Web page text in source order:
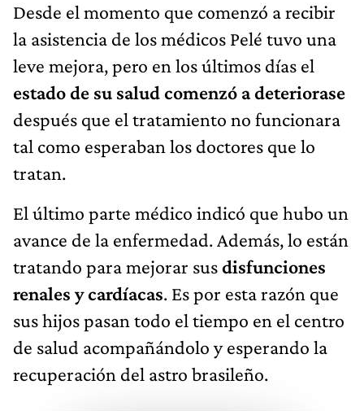
Desde el momento que comenzó a recibir
la asistencia de los médicos Pelé tuvo una
leve mejora, pero en los últimos días el
estado de su salud comenzó a deteriorase
después que el tratamiento no funcionara
tal como esperaban los doctores que lo
tratan.
El último parte médico indicó que hubo un
avance de la enfermedad. Además, lo están
tratando para mejorar susdisfunciones
renales y cardíacas. Es por esta razón que
sus hijos pasan todo el tiempo en el centro
de salud acompañándolo y esperando la
recuperación del astro brasileño.